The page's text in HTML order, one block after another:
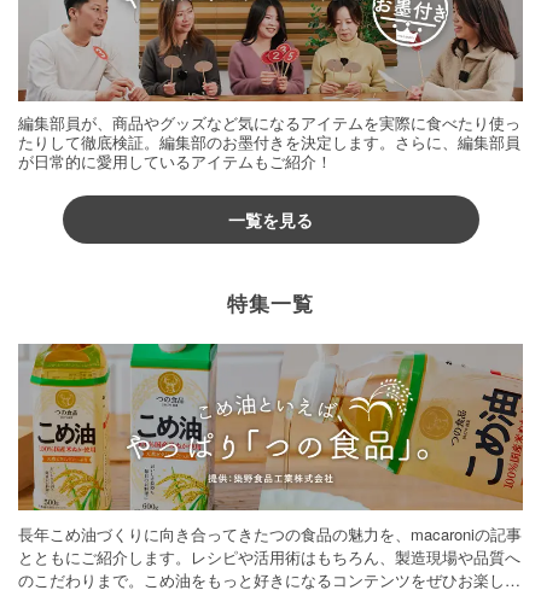
編集部員が、商品やグッズなど気になるアイテムを実際に食べたり使っ
たりして徹底検証。編集部のお墨付きを決定します。さらに、編集部員
が日常的に愛用しているアイテムもご紹介！
一覧を見る
特集一覧
長年こめ油づくりに向き合ってきたつの食品の魅力を、macaroniの記事
とともにご紹介します。レシピや活用術はもちろん、製造現場や品質へ
のこだわりまで。こめ油をもっと好きになるコンテンツをぜひお楽しみ